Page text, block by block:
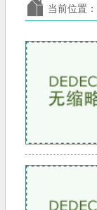
当前位置：